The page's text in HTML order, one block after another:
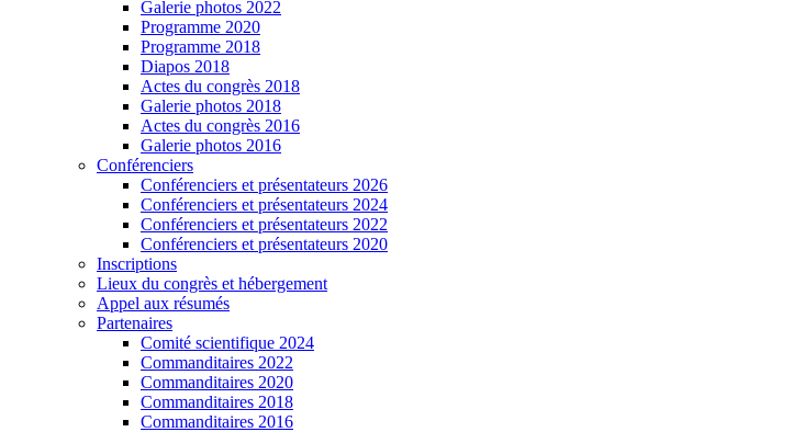
Galerie photos 2022
Programme 2020
Programme 2018
Diapos 2018
Actes du congrès 2018
Galerie photos 2018
Actes du congrès 2016
Galerie photos 2016
Conférenciers
Conférenciers et présentateurs 2026
Conférenciers et présentateurs 2024
Conférenciers et présentateurs 2022
Conférenciers et présentateurs 2020
Inscriptions
Lieux du congrès et hébergement
Appel aux résumés
Partenaires
Comité scientifique 2024
Commanditaires 2022
Commanditaires 2020
Commanditaires 2018
Commanditaires 2016